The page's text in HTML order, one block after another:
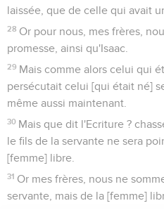
laissée, que de celle qui avait
28 Or pour nous, mes frères,
promesse, ainsi qu'Isaac.
29 Mais comme alors celui qui
persécutait celui [qui était né]
même aussi maintenant.
30 Mais que dit l'Ecriture ?
le fils de la servante ne sera
[femme] libre.
31 Or mes frères, nous ne
servante, mais de la [femme]